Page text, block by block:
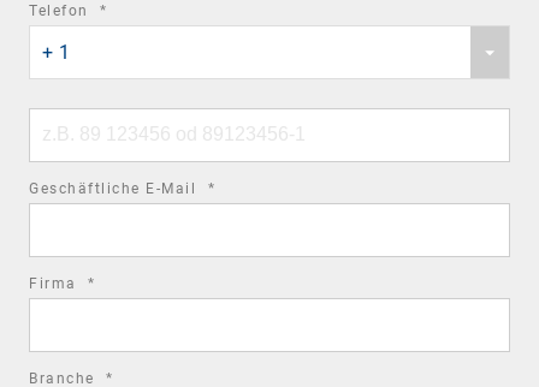
Telefon *
country
code
+ 1
number
Geschäftliche E-Mail *
Firma *
Branche *